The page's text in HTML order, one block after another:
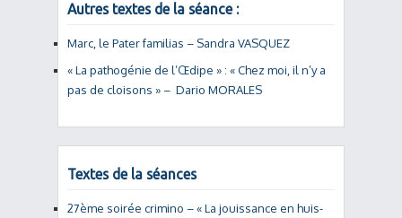
Autres textes de la séance :
Marc, le Pater familias – Sandra VASQUEZ
« La pathogénie de l’Œdipe » : « Chez moi, il n’y a
pas de cloisons » – Dario MORALES
Textes de la séances
27ème soirée crimino – « La jouissance en huis-